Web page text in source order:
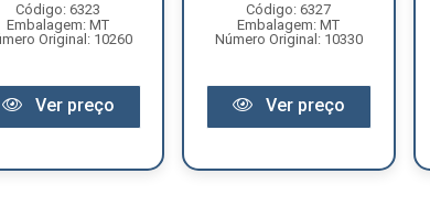
Código: 6323
Embalagem: MT
Original: 10260
Ver preço
Código: 6327
Embalagem: MT
Número Original: 10330
Ver preço